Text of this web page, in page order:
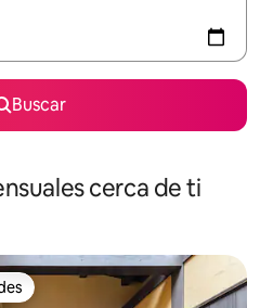
Buscar
cerca de ti
preferido